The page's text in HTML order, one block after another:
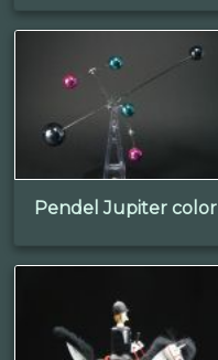
Pendel Jupiter color